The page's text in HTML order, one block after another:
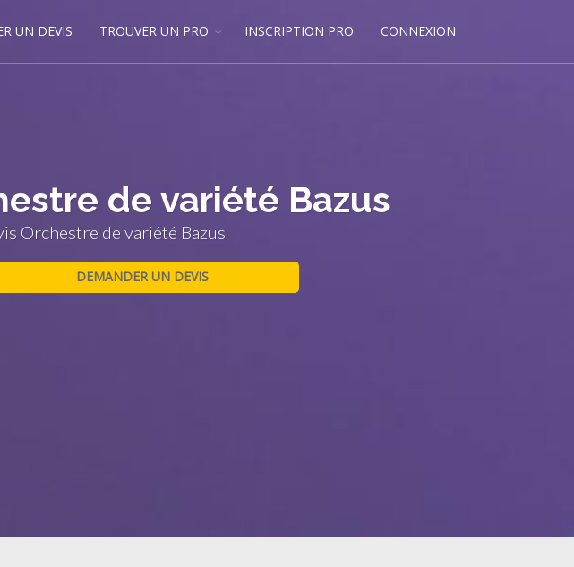
UN DEVIS TROUVER UN PRO INSCRIPTION PRO CONNEXION
de variété Bazus
Orchestre de variété Bazus